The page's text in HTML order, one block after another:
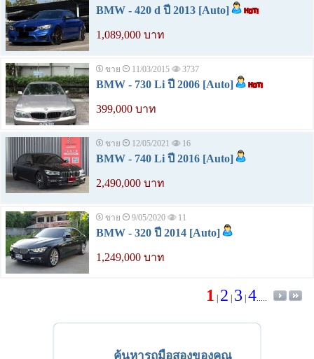
BMW - 420 d ปี 2013 [Auto]
1,089,000 บาท
ขาย 11/03/2015 3737
BMW - 730 Li ปี 2006 [Auto]
399,000 บาท
ขาย 12/05/2021 16
BMW - 740 Li ปี 2016 [Auto]
2,490,000 บาท
ขาย 9/05/2020 11
BMW - 320 ปี 2014 [Auto]
1,249,000 บาท
1 2 3 4.....
ค้นหารถมือสองของคุณ